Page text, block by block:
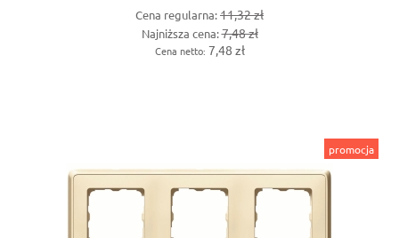
Cena regularna:11,32 zł
Najniższa cena:7,48 zł
Cena netto: 7,48 zł
promocja